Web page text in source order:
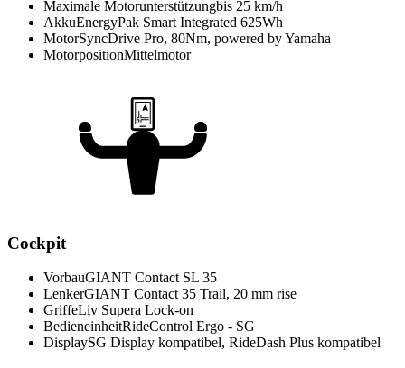
Maximale Motorunterstützungbis 25 km/h
AkkuEnergyPak Smart Integrated 625Wh
MotorSyncDrive Pro, 80Nm, powered by Yamaha
MotorpositionMittelmotor
Cockpit
VorbauGIANT Contact SL 35
LenkerGIANT Contact 35 Trail, 20 mm rise
GriffeLiv Supera Lock-on
BedieneinheitRideControl Ergo - SG
DisplaySG Display kompatibel, RideDash Plus kompatibel